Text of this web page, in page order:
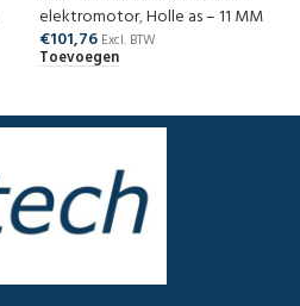
elektromotor,Holle as – 11 MM
€101,76 Excl. BTW
Toevoegen